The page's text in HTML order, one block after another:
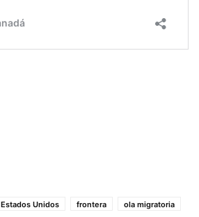
Estados Unidos frontera
ola migratoria